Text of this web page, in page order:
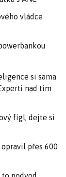
vládce
si sama
nad tím
fígl, dejte si
přes 600